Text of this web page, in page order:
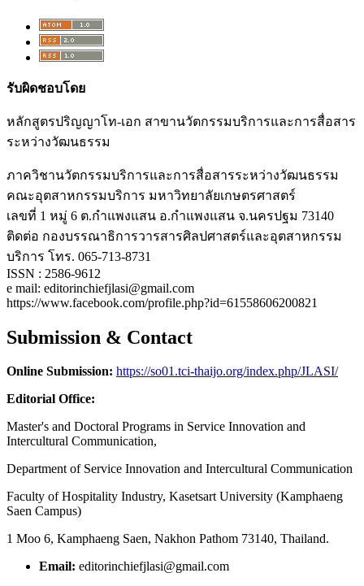
รับผิดชอบโดย
หลักสูตรปริญญาโท-เอก สาขานวัตกรรมบริการและการสื่อสาร
ระหว่างวัฒนธรรม
ภาควิชานวัตกรรมบริการและการสื่อสารระหว่างวัฒนธรรม
คณะอุตสาหกรรมบริการ มหาวิทยาลัยเกษตรศาสตร์
เลขที่ 1 หมู่ 6 ต.กำแพงแสน อ.กำแพงแสน จ.นครปฐม 73140
ติดต่อ กองบรรณาธิการวารสารศิลปศาสตร์และอุตสาหกรรม
บริการ โทร. 065-713-8731
ISSN : 2586-9612
e mail: editorinchiefjlasi@gmail.com
https://www.facebook.com/profile.php?id=61558606200821
Submission & Contact
Online Submission: https://so01.tci-thaijo.org/index.php/JLASI/
Editorial Office:
Master's and Doctoral Programs in Service Innovation and
Intercultural Communication,
Department of Service Innovation and Intercultural Communication
Faculty of Hospitality Industry, Kasetsart University (Kamphaeng
Saen Campus)
1 Moo 6, Kamphaeng Saen, Nakhon Pathom 73140, Thailand.
Email: editorinchiefjlasi@gmail.com